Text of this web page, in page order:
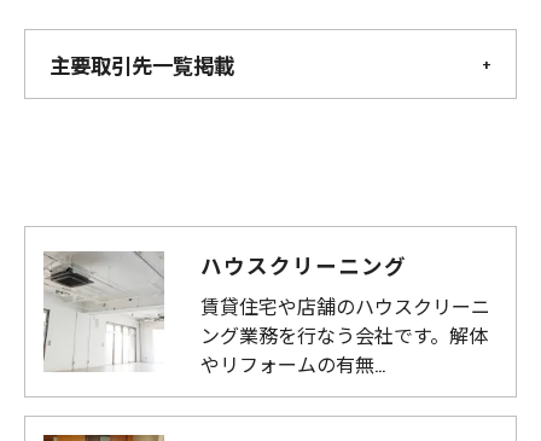
主要取引先一覧掲載
ハウスクリーニング
賃貸住宅や店舗のハウスクリーニ
ング業務を行なう会社です。解体
やリフォームの有無…